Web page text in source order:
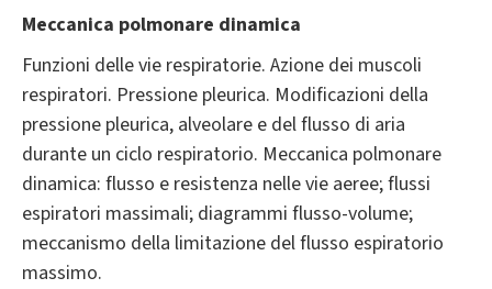
Meccanica polmonare dinamica
Funzioni delle vie respiratorie. Azione dei muscoli
respiratori. Pressione pleurica. Modificazioni della
pressione pleurica, alveolare e del flusso di aria
durante un ciclo respiratorio. Meccanica polmonare
dinamica: flusso e resistenza nelle vie aeree; flussi
espiratori massimali; diagrammi flusso-volume;
meccanismo della limitazione del flusso espiratorio
massimo.